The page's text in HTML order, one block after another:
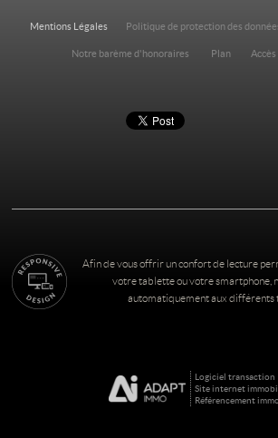
Mentions Légales Politique de protection des
Notre barème d'honoraires Plan
Afin de vous offrir un confort de lecture
votre tablette ou votre smartphone,
automatiquement aux différents
Logiciel transaction
Site internet
Référencement